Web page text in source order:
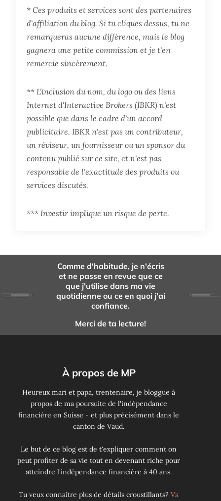
* Ces produits et services sont des partenaires
d'affiliation du blog. Si tu cliques dessus, tu ne
remarqueras aucune différence, mais le blog
gagnera une petite commission et je t'en
remercie sincèrement.
** L'inclusion du nom, du logo ou des liens
Internet d'Interactive Brokers (IBKR) n'est
possible que dans le cadre d'un accord
publicitaire. IBKR n'est pas un contributeur,
un réviseur, un fournisseur ou un sponsor du
contenu publié sur ce site, et n'est pas
responsable de l'exactitude des produits ou
services discutés.
*** Investir implique un risque de perte.
Comme d'habitude, je n'écris
et ne passe en revue que ce
que j'utilise dans ma vie
quotidienne ou ce en quoi j'ai
confiance.
Merci de ta lecture!
À propos de MP
Heureux mari et papa, trentenaire, je bloggue à
propos de ma poursuite de l'indépendance
financière en Suisse - et plus précisément dans le
canton de Vaud.
Le but de ce blog est de t'expliquer comment on
peut profiter de sa vie tout en devenant riche pour
atteindre l'indépendance financière à 40 ans.
Tu veux connaître plus de détails croustillants? Va